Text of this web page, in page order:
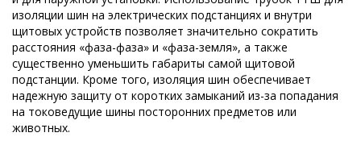
изоляции шин на электрических подстанциях и внутри
щитовых устройств позволяет значительно сократить
расстояния «фаза-фаза» и «фаза-земля», а также
существенно уменьшить габариты самой щитовой
подстанции. Кроме того, изоляция шин обеспечивает
надежную защиту от коротких замыканий из-за попадания
на токоведущие шины посторонних предметов или
животных.